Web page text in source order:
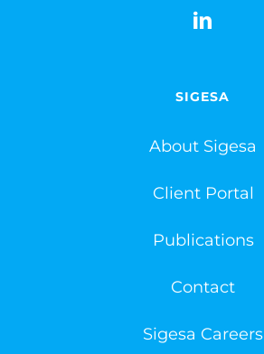
SIGESA
About Sigesa
Client Portal
Publications
Contact
Sigesa Careers